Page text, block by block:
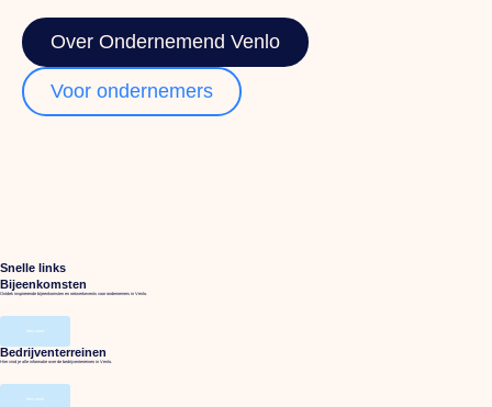
Over Ondernemend Venlo
Voor ondernemers
Snelle links
Bijeenkomsten
Ontdek inspirerende bijeenkomsten en netwerkevents voor ondernemers in Venlo.
lees meer
Bedrijventerreinen
Hier vind je alle informatie over de bedrijventerreinen in Venlo.
lees meer